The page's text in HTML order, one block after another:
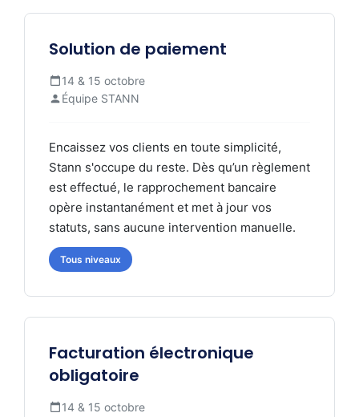
Solution de paiement
14 & 15 octobre
Équipe STANN
Encaissez vos clients en toute simplicité,
Stann s'occupe du reste. Dès qu’un règlement
est effectué, le rapprochement bancaire
opère instantanément et met à jour vos
statuts, sans aucune intervention manuelle.
Tous niveaux
Facturation électronique
obligatoire
14 & 15 octobre